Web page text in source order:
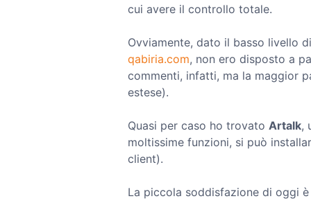
cui avere il controllo totale.
Ovviamente, dato il basso livello di
qabiria.com, non ero disposto a
commenti, infatti, ma la maggior
estese).
Quasi per caso ho trovato Artalk,
moltissime funzioni, si può
client).
La piccola soddisfazione di oggi